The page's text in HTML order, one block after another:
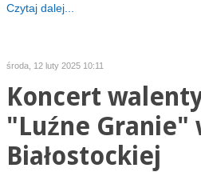
Czytaj dalej...
środa, 12 luty 2025 10:11
Koncert
"Luźne Granie"
Białostockiej